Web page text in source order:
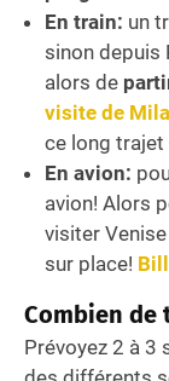
En train: un
sinon depuis
alors de
visite de
ce long trajet
En avion:
avion! Alors
visiter
sur place!
Combien de
Prévoyez 2 à 3